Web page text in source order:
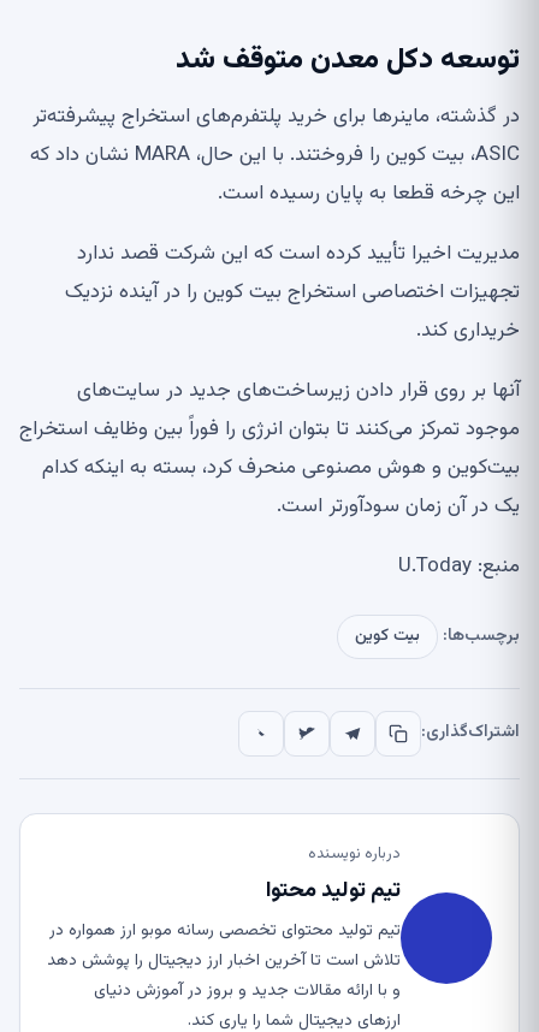
توسعه دکل معدن متوقف شد
در گذشته، ماینرها برای خرید پلتفرم‌های استخراج پیشرفته‌تر
ASIC، بیت کوین را فروختند. با این حال، MARA نشان داد که
این چرخه قطعا به پایان رسیده است.
مدیریت اخیرا تأیید کرده است که این شرکت قصد ندارد
تجهیزات اختصاصی استخراج بیت کوین را در آینده نزدیک
خریداری کند.
آنها بر روی قرار دادن زیرساخت‌های جدید در سایت‌های
موجود تمرکز می‌کنند تا بتوان انرژی را فوراً بین وظایف استخراج
بیت‌کوین و هوش مصنوعی منحرف کرد، بسته به اینکه کدام
یک در آن زمان سودآورتر است.
منبع: U.Today
برچسب‌ها: بیت کوین
اشتراک‌گذاری:
درباره نویسنده
تیم تولید محتوا
تیم تولید محتوای تخصصی رسانه موبو ارز همواره در
تلاش است تا آخرین اخبار ارز دیجیتال را پوشش دهد
و با ارائه مقالات جدید و بروز در آموزش دنیای
ارزهای دیجیتال شما را یاری کند.